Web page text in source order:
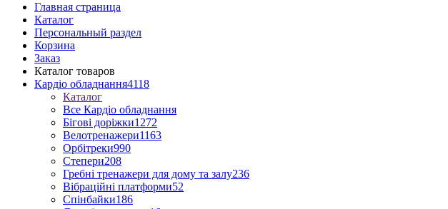
Главная страница
Каталог
Персональный раздел
Корзина
Заказ
Каталог товаров
Кардіо обладнання4118
Каталог
Все Кардіо обладнання
Бігові доріжки1272
Велотренажери1163
Орбітреки990
Степери208
Гребні тренажери для дому та залу236
Вібраційні платформи52
Спінбайки186